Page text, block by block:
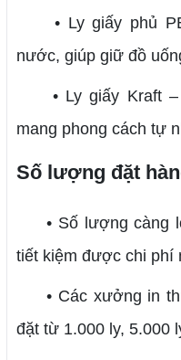
• Ly giấy phủ PE
nước, giúp giữ đồ
• Ly giấy Kraft –
mang phong cách tự
Số lượng đặt
• Số lượng càng
tiết kiệm được chi phí
• Các xưởng in
đặt từ 1.000 ly, 5.000